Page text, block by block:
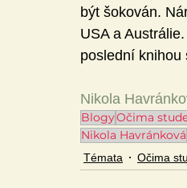
být šokován.
USA a
poslední knihou
Nikola
BlogyOčima
Nikola Havránková
Témata Očima